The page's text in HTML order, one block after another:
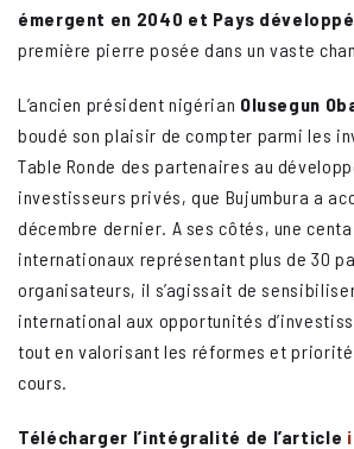
émergent en 2040 et Pays
première pierre posée dans un vaste
L’ancien président nigérian Olusegun
boudé son plaisir de compter parmi les
Table Ronde des partenaires au
investisseurs privés, que Bujumbura a
décembre dernier. A ses côtés, une
internationaux représentant plus de 30
organisateurs, il s’agissait de
international aux opportunités
tout en valorisant les réformes et
cours.
Télécharger l’intégralité de l’article